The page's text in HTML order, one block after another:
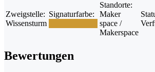
Zweigstelle:
Wissensturm
Signaturfarbe:
Standorte:
Maker
space /
Makerspace
Bewertungen